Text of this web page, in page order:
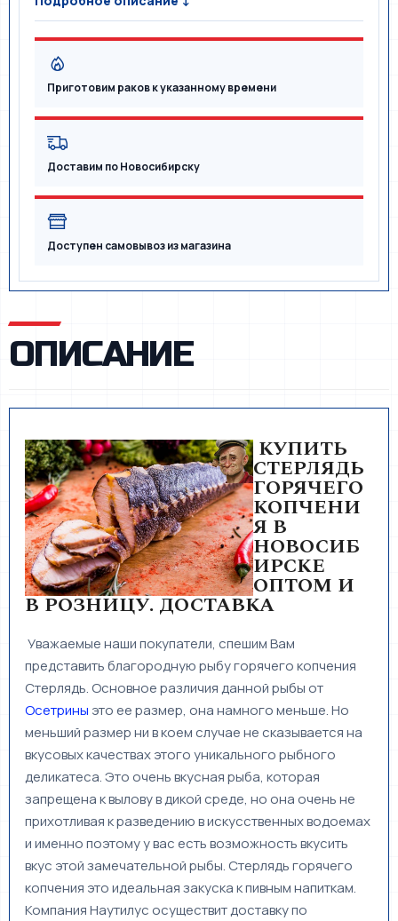
Приготовим раков к указанному времени
Доставим по Новосибирску
Доступен самовывоз из магазина
ОПИСАНИЕ
КУПИТЬ
СТЕРЛЯДЬ
ГОРЯЧЕГО
КОПЧЕНИ
Я В
НОВОСИБ
ИРСКЕ
ОПТОМ И
В РОЗНИЦУ. ДОСТАВКА
Уважаемые наши покупатели, спешим Вам
представить благородную рыбу горячего копчения
Стерлядь. Основное различия данной рыбы от
Осетрины это ее размер, она намного меньше. Но
меньший размер ни в коем случае не сказывается на
вкусовых качествах этого уникального рыбного
деликатеса. Это очень вкусная рыба, которая
запрещена к вылову в дикой среде, но она очень не
прихотливая к разведению в искусственных водоемах
и именно поэтому у вас есть возможность вкусить
вкус этой замечательной рыбы. Стерлядь горячего
копчения это идеальная закуска к пивным напиткам.
Компания Наутилус осуществит доставку по